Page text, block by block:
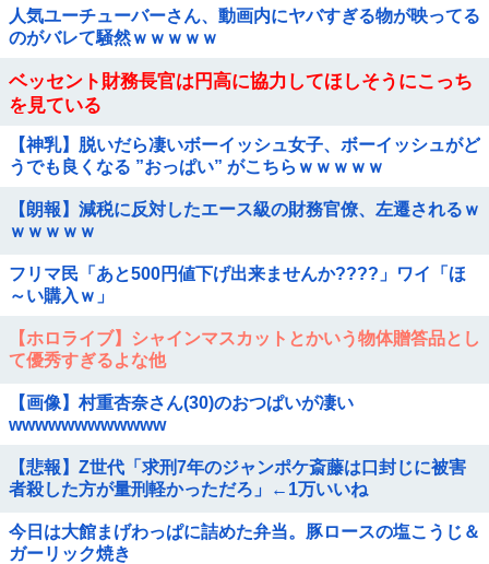
人気ユーチューバーさん、動画内にヤバすぎる物が映ってる
のがバレて騒然ｗｗｗｗｗ
ベッセント財務長官は円高に協力してほしそうにこっち
を見ている
【神乳】脱いだら凄いボーイッシュ女子、ボーイッシュがど
うでも良くなる ”おっぱい” がこちらｗｗｗｗｗ
【朗報】減税に反対したエース級の財務官僚、左遷されるｗ
ｗｗｗｗｗ
フリマ民「あと500円値下げ出来ませんか????」ワイ「ほ
～い購入ｗ」
【ホロライブ】シャインマスカットとかいう物体贈答品とし
て優秀すぎるよな他
【画像】村重杏奈さん(30)のおつぱいが凄い
wwwwwwwwwwww
【悲報】Z世代「求刑7年のジャンポケ斎藤は口封じに被害
者殺した方が量刑軽かっただろ」←1万いいね
今日は大館まげわっぱに詰めた弁当。豚ロースの塩こうじ＆
ガーリック焼き